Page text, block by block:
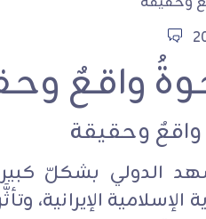
واقعٌ
وحقيقة
الدولي بشكلّ كبير
الإسلامية الإيرانية،
الاستفادة من
الوليُّ المجدِّد